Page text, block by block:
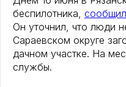
беспилотника, сообщил
Он уточнил, что люди
Сараевском округе
дачном участке. На
службы.